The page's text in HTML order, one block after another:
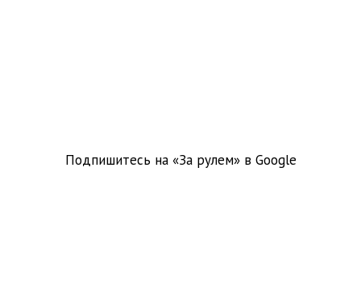
Подпишитесь на «За рулем» в Google